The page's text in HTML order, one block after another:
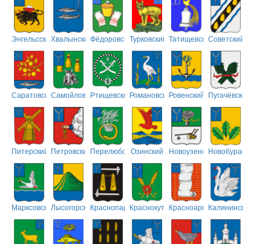
ЭнгельсскийХвалынскийФёдоровскийТурковский ТатищевскийСоветский
СаратовскийСамойловскийРтищевскийРомановскийРовенский Пугачёвский
Питерский ПетровскийПерелюбскийОзинский НовоузенскийНовобурасский
МарксовскийЛысогорскийКраснопартизанский
КраснокутскийКрасноармейский
Калининский